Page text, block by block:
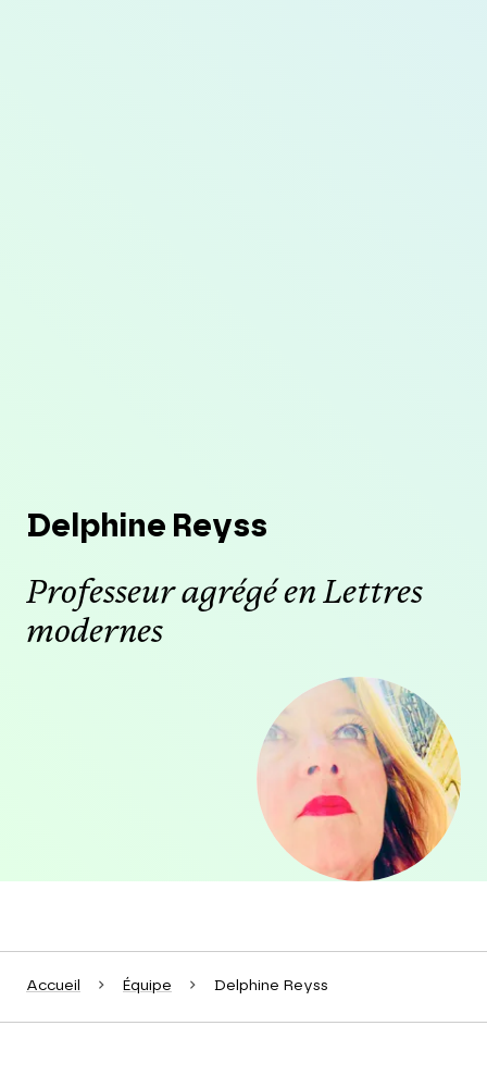
Delphine Reyss
Professeur agrégé en Lettres
modernes
Agrandir
Accueil Équipe Delphine Reyss